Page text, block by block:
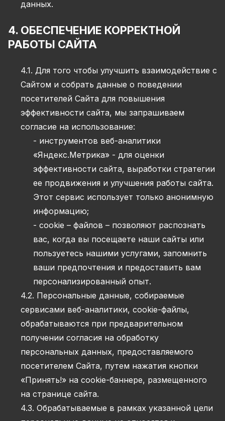
данных.
4. ОБЕСПЕЧЕНИЕ КОРРЕКТНОЙ
РАБОТЫ САЙТА
4.1. Для того чтобы улучшить взаимодействие с
Сайтом и собрать данные о поведении
посетителей Сайта для повышения
эффективности сайта, мы запрашиваем
согласие на использование:
- инструментов веб-аналитики
«Яндекс.Метрика» - для оценки
эффективности сайта, выработки стратегии
ее продвижения и улучшения работы сайта.
Этот сервис использует только анонимную
информацию;
- cookie – файлов – позволяют распознать
вас, когда вы посещаете наши сайты или
пользуетесь нашими услугами, запомнить
ваши предпочтения и предоставить вам
персонализированный опыт.
4.2. Персональные данные, собираемые
сервисами веб-аналитики, cookie-файлы,
обрабатываются при предварительном
получении согласия на обработку
персональных данных, предоставляемого
посетителем Сайта, путем нажатия кнопки
«Принять!» на cookie-баннере, размещенного
на странице сайта.
4.3. Обрабатываемые в рамках указанной цели